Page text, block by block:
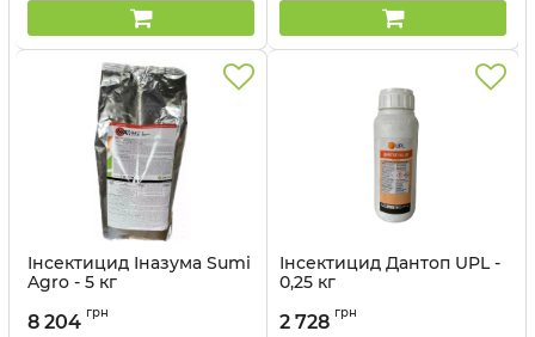
Інсектицид Іназума Sumi
Agro - 5 кг
8 204 грн
Інсектицид Дантоп UPL -
0,25 кг
2 728 грн